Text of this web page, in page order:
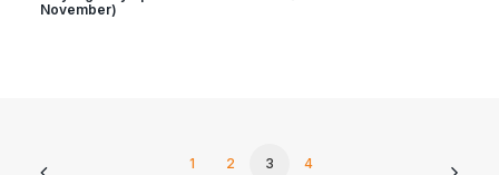
November)
1 2 3 4